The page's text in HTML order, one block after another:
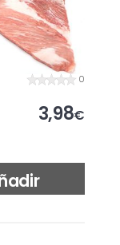
0
3,98€